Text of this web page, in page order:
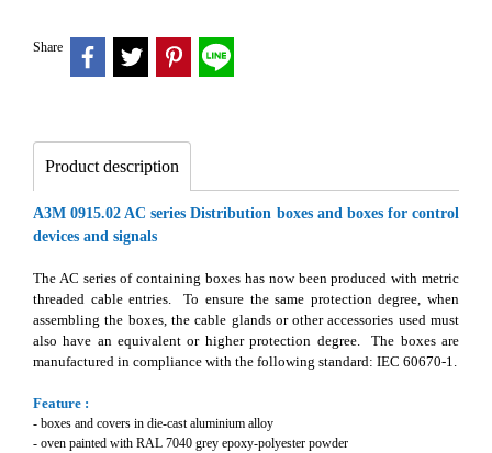
Share
Product description
A3M 0915.02 AC series Distribution boxes and boxes for control
devices and signals
The AC series of containing boxes has now been produced with metric
threaded cable entries. To ensure the same protection degree, when
assembling the boxes, the cable glands or other accessories used must
also have an equivalent or higher protection degree. The boxes are
manufactured in compliance with the following standard: IEC 60670-1.
Feature :
- boxes and covers in die-cast aluminium alloy
- oven painted with RAL 7040 grey epoxy-polyester powder